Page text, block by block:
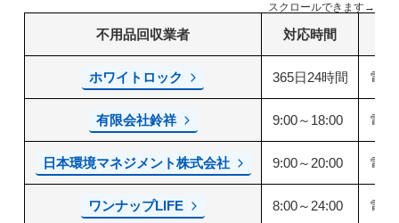
スクロールできます→
不用品回収業者 対応時間
ホワイトロック 365日24時間 電
有限会社鈴祥 9:00～18:00 電
日本環境マネジメント株式会社 9:00～20:00 電
ワンナップLIFE 8:00～24:00 電